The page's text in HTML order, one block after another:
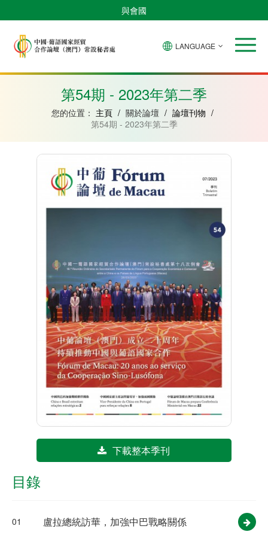
與會國
安
比
紹
內
亞
克
LANGUAGE
第54期 - 2023年第二季
您的位置： 主頁 / 關於論壇 / 論壇刊物 /
第54期 - 2023年第二季
下載整本季刊
目錄
01 盧拉總統訪華，加強中巴戰略關係